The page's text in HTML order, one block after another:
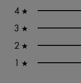
4 ★
3 ★
2 ★
1 ★